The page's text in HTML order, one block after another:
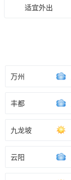
适宜外出
万州
丰都
九龙坡
云阳